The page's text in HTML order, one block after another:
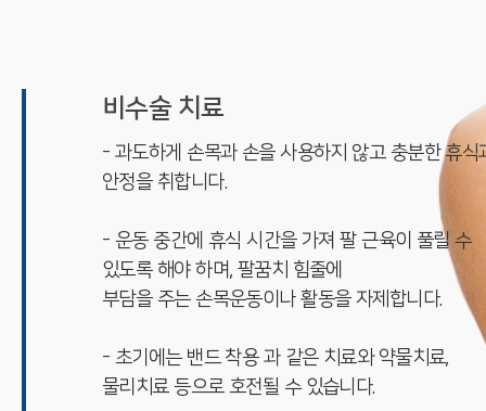
비수술 치료
- 과도하게 손목과 손을 사용하지 않고 충분한 휴식
안정을 취합니다.
- 운동 중간에 휴식 시간을 가져 팔 근육이 풀릴 수
있도록 해야 하며, 팔꿈치 힘줄에
부담을 주는 손목운동이나 활동을 자제합니다.
- 초기에는 밴드 착용 과 같은 치료와 약물치료,
물리치료 등으로 호전될 수 있습니다.